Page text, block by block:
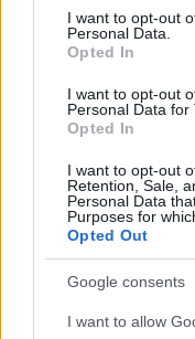
consent section.
I want to opt-out
Personal Data.
Opted In
I want to opt-out
Personal Data for
Opted In
I want to opt-out
Retention, Sale,
Personal Data
Purposes for
Opted Out
Google consents
I want to allow
Google Ads
Optimalizáld
Oldalaid
•2025. május 20.
Google Ads A/B
Hirdetéseid és
digitális marketing
az adatokban
összegeket